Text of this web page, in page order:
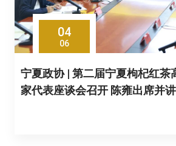
04
06
宁夏政协 | 第二届宁夏枸杞红茶
家代表座谈会召开 陈雍出席并